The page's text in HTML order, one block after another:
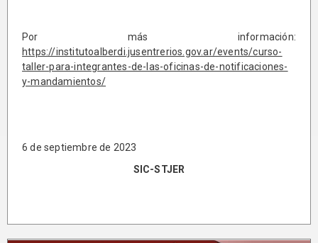
Por más información:
https://institutoalberdi.jusentrerios.gov.ar/events/curso-
taller-para-integrantes-de-las-oficinas-de-notificaciones-
y-mandamientos/
6 de septiembre de 2023
SIC-STJER